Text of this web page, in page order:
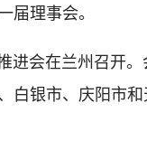
届理事会。
会在兰州召开。
白银市、庆阳市